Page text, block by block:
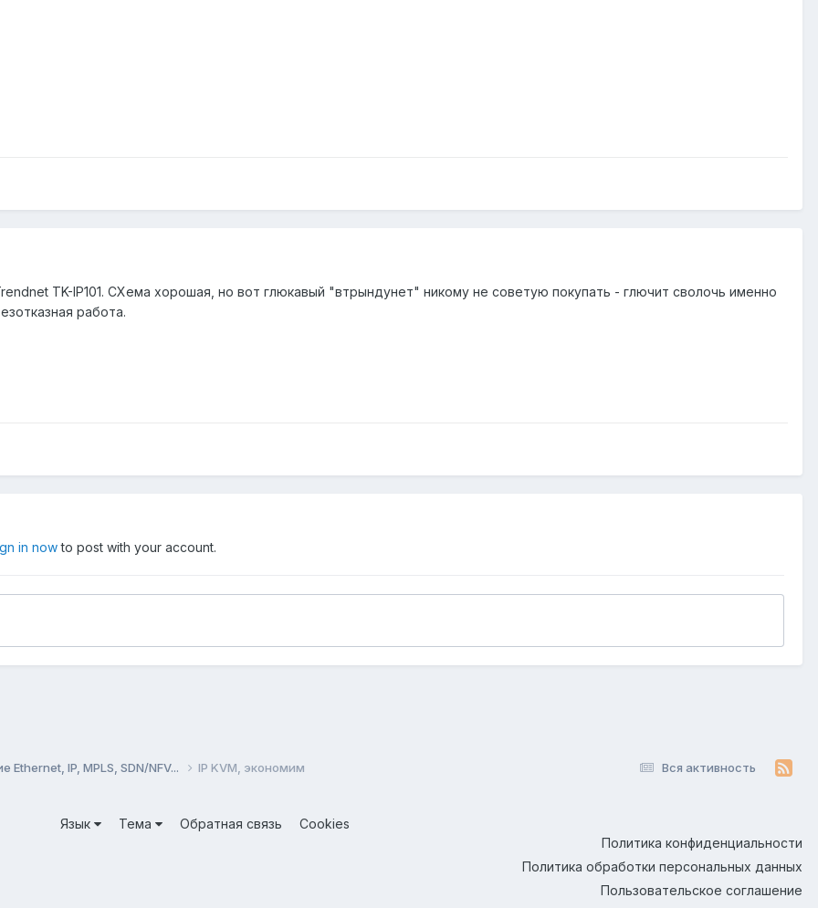
TK-IP101. СХема хорошая, но вот глюкавый "втрындунет" никому не советую покупать - глючит сволочь именно
работа.
in nowto post with your account.
Вся активность
IP, MPLS, SDN/NFV... IP KVM, экономим
Язык Тема Обратная связь
Cookies
Политика конфиденциальности
Политика обработки персональных данных
Пользовательское соглашение